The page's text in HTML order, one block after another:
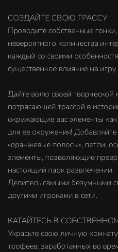
СОЗДАЙТЕ СВОЮ ТРАССУ
Проводите собственные
невероятного количества
каждый со своими
существенное влияние на игру.
Дайте волю своей творческой
потрясающей трассой в
окружающие вас элементы как
для ее окружения! Добавляйте
«оранжевые полосы», петли,
элементы, позволяющие
настоящий парк развлечений.
Делитесь самыми безумными
другими игроками в сети.
КАТАЙТЕСЬ В
Украсьте свою личную
трофеев, заработанных во